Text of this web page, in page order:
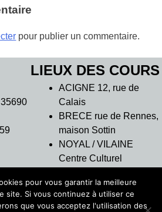
pour publier un commentaire.
LIEUX DES COURS
ACIGNE 12, rue de
Calais
BRECE rue de Rennes,
maison Sottin
NOYAL / VILAINE
Centre Culturel
THORIGNE
FOUILLARD 7 rue des
pour vous garantir la meilleure
site. Si vous continuez à utiliser ce
que vous acceptez l'utilisation des